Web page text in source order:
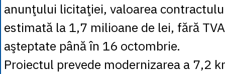
anunţului licitaţiei, valoarea
estimată la 1,7 milioane de lei, fără
aşteptate până în 16 octombrie.
Proiectul prevede modernizarea a 7,2